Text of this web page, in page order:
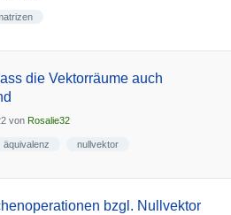
die Vektorräume auch
von Rosalie32
äquivalenz nullvektor
bzgl. Nullvektor